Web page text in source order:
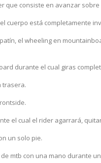
que consiste en avanzar
cuerpo está completamente
el wheeling en
durante el cual giras
trasera.
el cual el rider agarrará,
un solo pie.
mtb con una mano durante